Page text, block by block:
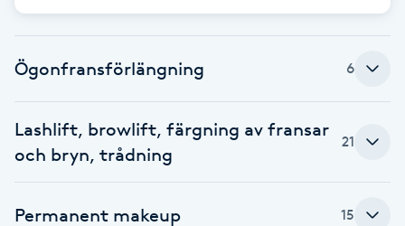
Diamantslipning
E
Enzympeeling
Extensions
Extensions borttagning
Ögonfransförlängning 6
Lashlift, browlift, färgning av fransar
och bryn, trådning
21
Permanent makeup 15